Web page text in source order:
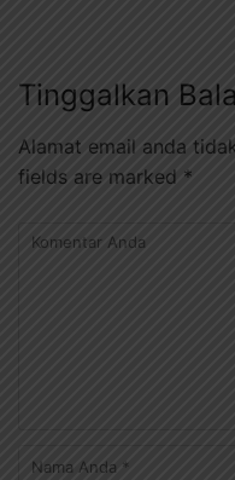
Tinggalkan
Alamat email anda
fields are marked *